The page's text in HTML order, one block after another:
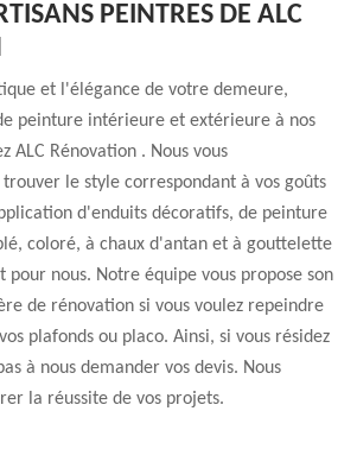
PEINTRES DE ALC
et l'élégance de votre demeure,
peinture intérieure et extérieure à nos
ALC Rénovation . Nous vous
le style correspondant à vos goûts
d'enduits décoratifs, de peinture
coloré, à chaux d'antan et à gouttelette
pour nous. Notre équipe vous propose son
de rénovation si vous voulez repeindre
plafonds ou placo. Ainsi, si vous résidez
à nous demander vos devis. Nous
la réussite de vos projets.